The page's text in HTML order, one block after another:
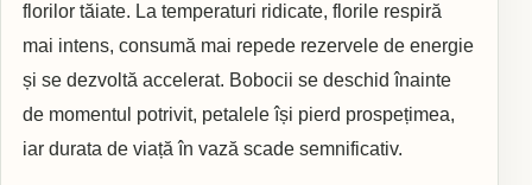
florilor tăiate. La temperaturi ridicate, florile respiră
mai intens, consumă mai repede rezervele de energie
și se dezvoltă accelerat. Bobocii se deschid înainte
de momentul potrivit, petalele își pierd prospețimea,
iar durata de viață în vază scade semnificativ.